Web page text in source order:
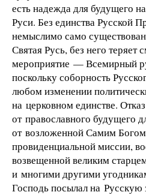
есть надежда для будущего
Руси. Без единства Русской
немыслимо само
Святая Русь, без него теряет
мероприятие — Всемирный
поскольку соборность
любом изменении
на церковном единстве.
от православного будущего
от возложенной Самим
провиденциальной миссии,
возвещенной великим
и многими другими
Господь посылал на Русскую